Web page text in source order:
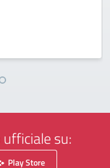
su:
Play Store